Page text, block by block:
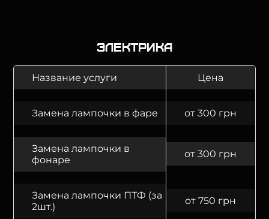
Электрика
Название услуги Цена
Замена лампочки в фаре от 300 грн
Замена лампочки в
фонаре
от 300 грн
Замена лампочки ПТФ (за
2шт.)
от 750 грн